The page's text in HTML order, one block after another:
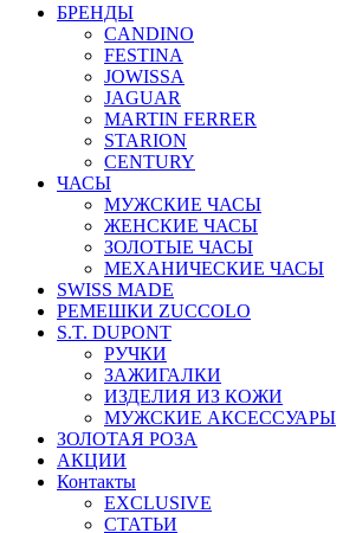
БРЕНДЫ
CANDINO
FESTINA
JOWISSA
JAGUAR
MARTIN FERRER
STARION
CENTURY
ЧАСЫ
МУЖСКИЕ ЧАСЫ
ЖЕНСКИЕ ЧАСЫ
ЗОЛОТЫЕ ЧАСЫ
МЕХАНИЧЕСКИЕ ЧАСЫ
SWISS MADE
РЕМЕШКИ ZUCCOLO
S.T. DUPONT
РУЧКИ
ЗАЖИГАЛКИ
ИЗДЕЛИЯ ИЗ КОЖИ
МУЖСКИЕ АКСЕССУАРЫ
ЗОЛОТАЯ РОЗА
АКЦИИ
Контакты
EXCLUSIVE
СТАТЬИ